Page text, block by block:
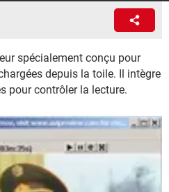
spécialement conçu pour
depuis la toile. Il intègre
pour contrôler la lecture.